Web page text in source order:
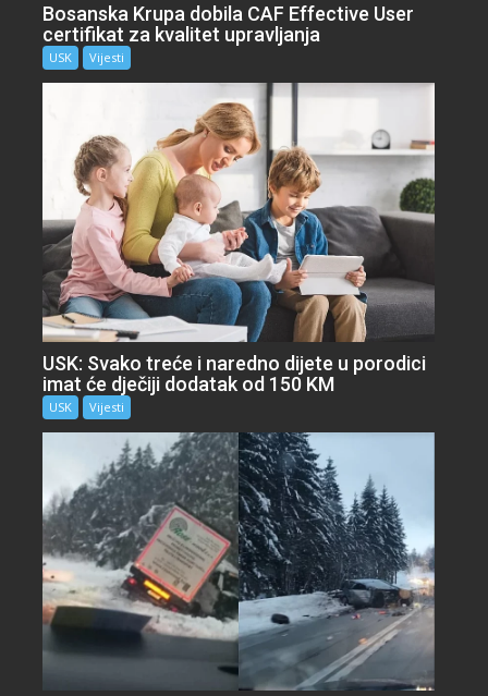
Bosanska Krupa dobila CAF Effective User
certifikat za kvalitet upravljanja
USK Vijesti
USK: Svako treće i naredno dijete u porodici
imat će dječiji dodatak od 150 KM
USK Vijesti